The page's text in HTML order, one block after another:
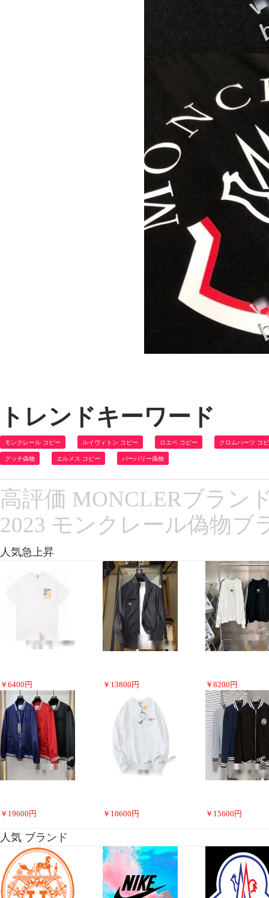
トレンドキーワード
モンクレール コピー ルイヴィトン コピー ロエベ コピー クロムハーツ コ
グッチ偽物 エルメス コピー バーバリー偽物
高評価 MONCLERブラン
2023 モンクレール偽物ブ
人気急上昇
￥ 6400 円 ￥ 13800 円 ￥ 8200 円
￥ 19600 円 ￥ 10600 円 ￥ 15600 円
人気 ブランド